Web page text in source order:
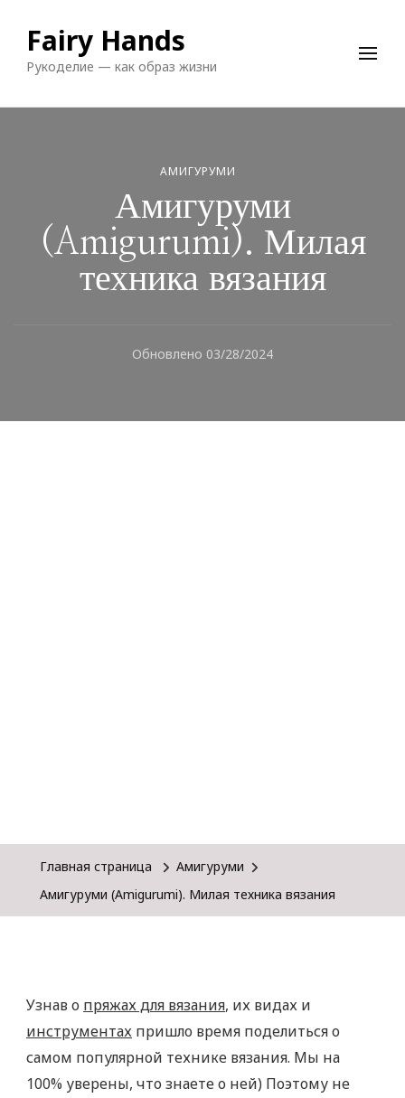
Fairy Hands
Рукоделие — как образ жизни
АМИГУРУМИ
Амигуруми
(Amigurumi). Милая
техника вязания
Обновлено 03/28/2024
Главная страница
Амигуруми
Амигуруми (Amigurumi). Милая техника вязания
Узнав о пряжах для вязания, их видах и
инструментах пришло время поделиться о
самом популярной технике вязания. Мы на
100% уверены, что знаете о ней) Поэтому не